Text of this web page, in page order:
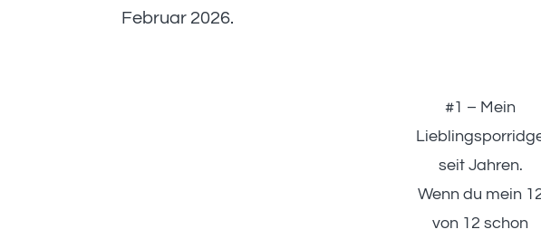
Februar 2026.
#1 – Mein
seit Jahren.
Wenn du mein
von 12 schon